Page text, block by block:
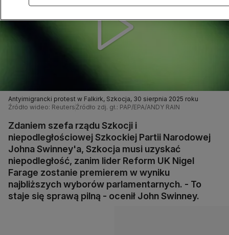
Antyimigrancki protest w Falkirk, Szkocja, 30 sierpnia 2025 roku
Źródło wideo: Reuters Źródło zdj. gł.: PAP/EPA/ANDY RAIN
Zdaniem szefa rządu Szkocji i
niepodległościowej Szkockiej Partii Narodowej
Johna Swinney'a, Szkocja musi uzyskać
niepodległość, zanim lider Reform UK Nigel
Farage zostanie premierem w wyniku
najbliższych wyborów parlamentarnych. - To
staje się sprawą pilną - ocenił John Swinney.